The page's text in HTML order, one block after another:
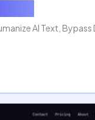
AI Text,